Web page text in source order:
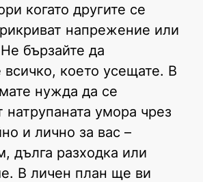
когато другите се
напрежение или
бързайте да
всичко, което усещате. В
нужда да се
натрупаната умора чрез
и лично за вас –
дълга разходка или
В личен план ще ви